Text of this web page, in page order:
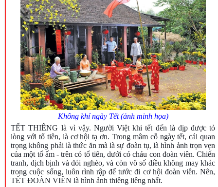
Không khí ngày Tết (ảnh minh họa)
TẾT THIÊNG là vì vậy. Người Việt khi tết đến là dịp được tỏ
lòng với tổ tiên, là cơ hội tạ ơn. Trong mâm cỗ ngày tết, cái quan
trọng không phải là thức ăn mà là sự đoàn tụ, là hình ảnh trọn vẹn
của một tổ ấm - trên có tổ tiên, dưới có cháu con đoàn viên. Chiến
tranh, dịch bịnh và đói nghèo, và còn vô số điều không may khác
trong cuộc sống, luôn rình rập để tước đi cơ hội đoàn viên. Nên,
TẾT ĐOÀN VIÊN là hình ảnh thiêng liêng nhất.